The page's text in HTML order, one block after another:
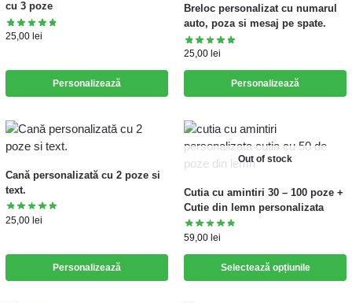
cu 3 poze
25,00 lei
Personalizează
Breloc personalizat cu numarul
auto, poza si mesaj pe spate.
25,00 lei
Personalizează
Cană personalizată cu 2 poze si
text.
25,00 lei
Personalizează
Out of stock
Cutia cu amintiri 30 – 100 poze +
Cutie din lemn personalizata
59,00 lei
Selectează opțiunile